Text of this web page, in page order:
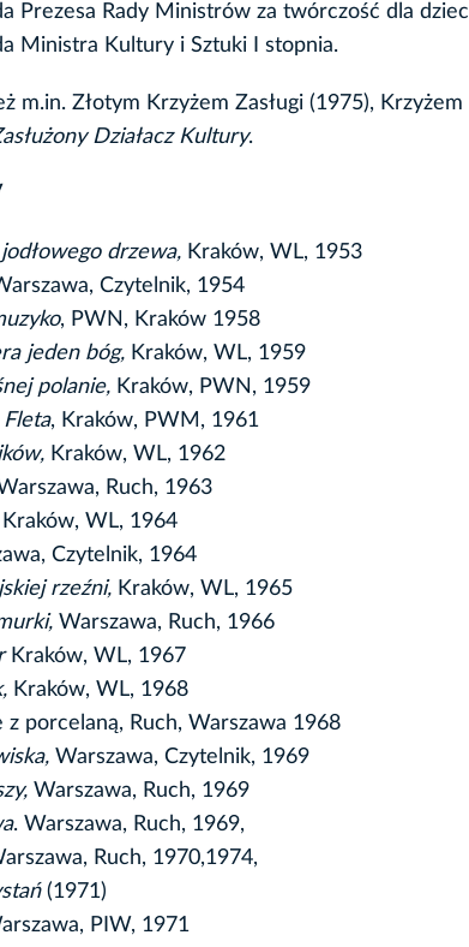
Prezesa Rady Ministrów za twórczość dla
Ministra Kultury i Sztuki I stopnia.
m.in. Złotym Krzyżem Zasługi (1975),
Działacz Kultury.
drzewa, Kraków, WL, 1953
Czytelnik, 1954
, PWN, Kraków 1958
jeden bóg, Kraków, WL, 1959
polanie, Kraków, PWN, 1959
, Kraków, PWM, 1961
Kraków, WL, 1962
Ruch, 1963
Kraków, WL, 1964
Czytelnik, 1964
rzeźni, Kraków, WL, 1965
Warszawa, Ruch, 1966
Kraków, WL, 1967
Kraków, WL, 1968
z porcelaną, Ruch, Warszawa 1968
Warszawa, Czytelnik, 1969
Warszawa, Ruch, 1969
. Warszawa, Ruch, 1969,
Ruch, 1970,1974,
(1971)
PIW, 1971